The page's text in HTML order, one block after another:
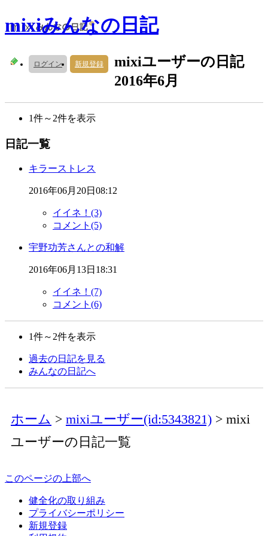
mixiみんなの日記
ログイン 新規登録
mixiユーザーの日記
2016年6月
1件～2件を表示
日記一覧
キラーストレス
2016年06月20日08:12
イイネ！(3)
コメント(5)
宇野功芳さんとの和解
2016年06月13日18:31
イイネ！(7)
コメント(6)
1件～2件を表示
過去の日記を見る
みんなの日記へ
ホーム mixiユーザー(id:5343821)
mixi
ユーザーの日記一覧
このページの上部へ
健全化の取り組み
プライバシーポリシー
新規登録